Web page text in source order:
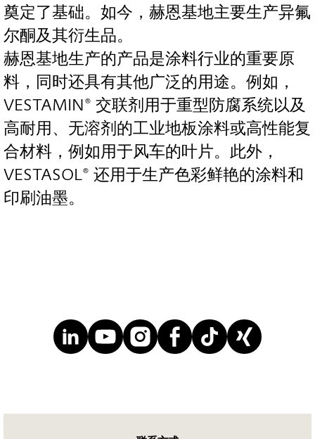
奠定了基础。如今，赫恩基地主要生产异氟
尔酮及其衍生品。
赫恩基地生产的产品是涂料行业的重要原
料，同时还具有其他广泛的用途。例如，
VESTAMIN® 交联剂用于重型防腐系统以及
高耐用、无溶剂的工业地板涂料或高性能复
合材料，例如用于风车的叶片。此外，
VESTASOL® 还用于生产色彩鲜艳的涂料和
印刷油墨。